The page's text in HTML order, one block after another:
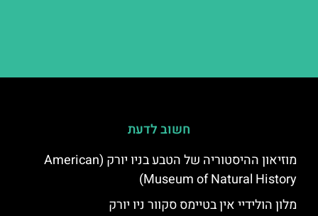
חשוב לדעת
מוזיאון ההיסטוריה של הטבע בניו יורק (American
Museum of Natural History)
מלון הולידיי אין בטיימס סקוור ניו יורק